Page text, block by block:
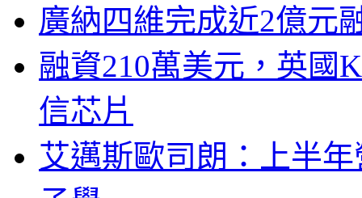
廣納四維完成近2億元
融資210萬美元，英國
信芯片
艾邁斯歐司朗：上半